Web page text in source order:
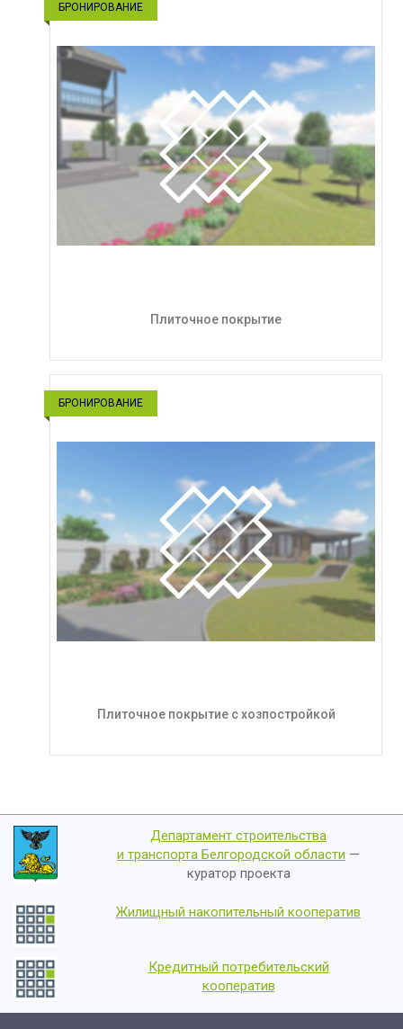
БРОНИРОВАНИЕ
Плиточное покрытие
БРОНИРОВАНИЕ
Плиточное покрытие с хозпостройкой
Департамент строительства
и транспорта Белгородской области —
куратор проекта
Жилищный накопительный кооператив
Кредитный потребительский
кооператив